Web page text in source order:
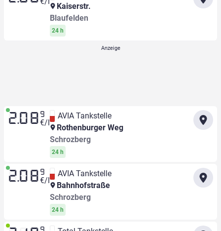
Kaiserstr.
Blaufelden
24 h
2.08 9
€/l
AVIA Tankstelle
Rothenburger Weg
Schrozberg
24 h
2.08 9
€/l
AVIA Tankstelle
Bahnhofstraße
Schrozberg
24 h
9